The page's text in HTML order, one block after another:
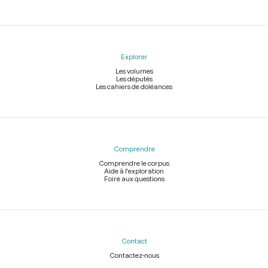
Explorer
Les volumes
Les députés
Les cahiers de doléances
Comprendre
Comprendre le corpus
Aide à l'exploration
Foire aux questions
Contact
Contactez-nous